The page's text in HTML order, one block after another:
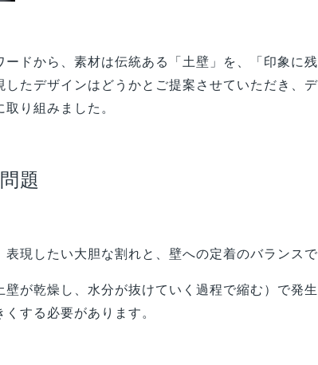
ドから、 素材は伝統ある「土壁」を、「印象に
たデザインはどうかとご提案させていただき、
り組みました。
題
現したい大胆な割れと、壁への定着のバランスで
が乾燥し、水分が抜けていく過程で縮む）で発
する必要があります。